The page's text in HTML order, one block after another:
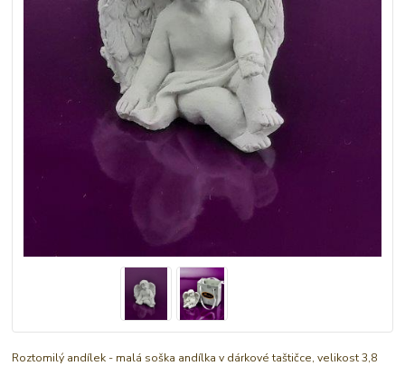
Roztomilý andílek - malá soška andílka v dárkové taštičce, velikost 3,8